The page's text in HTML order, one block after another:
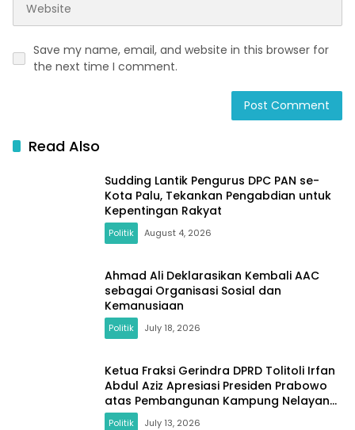
Save my name, email, and website in this browser for
the next time I comment.
Read Also
Sudding Lantik Pengurus DPC PAN se-
Kota Palu, Tekankan Pengabdian untuk
Kepentingan Rakyat
Politik August 4, 2026
Ahmad Ali Deklarasikan Kembali AAC
sebagai Organisasi Sosial dan
Kemanusiaan
Politik July 18, 2026
Ketua Fraksi Gerindra DPRD Tolitoli Irfan
Abdul Aziz Apresiasi Presiden Prabowo
atas Pembangunan Kampung Nelayan
di Desa Laulalang
Politik July 13, 2026